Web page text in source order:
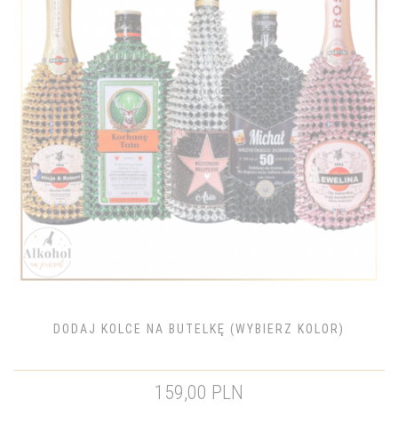
DODAJ KOLCE NA BUTELKĘ (WYBIERZ KOLOR)
159,00 PLN